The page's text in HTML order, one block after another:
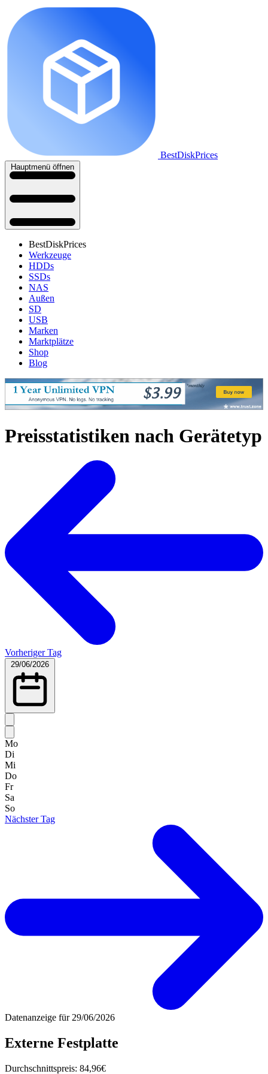
BestDiskPrices
Hauptmenü öffnen
BestDiskPrices
Werkzeuge
HDDs
SSDs
NAS
Außen
SD
USB
Marken
Marktplätze
Shop
Blog
Preisstatistiken nach Gerätetyp
Vorheriger Tag
29/06/2026
Mo
Di
Mi
Do
Fr
Sa
So
Nächster Tag
Datenanzeige für 29/06/2026
Externe Festplatte
Durchschnittspreis: 84,96€